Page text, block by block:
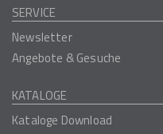
SERVICE
Newsletter
Angebote & Gesuche
KATALOGE
Kataloge Download